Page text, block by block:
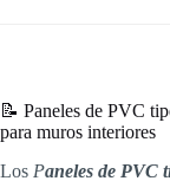
📝 Paneles de PVC
para muros interiores
Los Paneles de PVC